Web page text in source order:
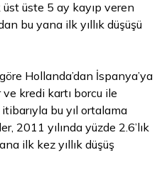
üst üste 5 ay kayıp veren
bu yana ilk yıllık düşüşü
Hollanda’dan İspanya’ya
kredi kartı borcu ile
bu yıl ortalama
2011 yılında yüzde 2.6’lık
ilk kez yıllık düşüş